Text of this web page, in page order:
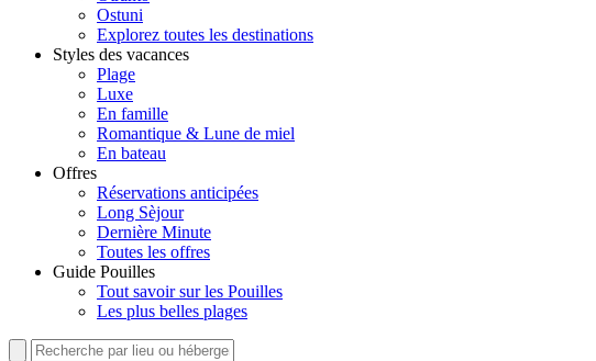
Ostuni
Explorez toutes les destinations
Styles des vacances
Plage
Luxe
En famille
Romantique & Lune de miel
En bateau
Offres
Réservations anticipées
Long Sèjour
Dernière Minute
Toutes les offres
Guide Pouilles
Tout savoir sur les Pouilles
Les plus belles plages